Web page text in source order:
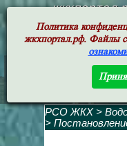
РСО ЖКХ>
>
Политика
жкхпортал.рф. Файлы